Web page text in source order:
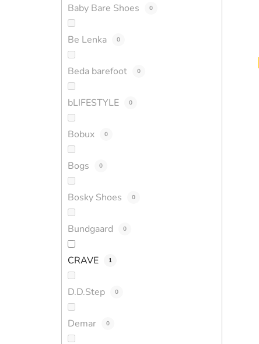
Baby Bare Shoes 0
Be Lenka 0
Beda barefoot 0
bLIFESTYLE 0
Bobux 0
Bogs 0
Bosky Shoes 0
Bundgaard 0
CRAVE 1
D.D.Step 0
Demar 0